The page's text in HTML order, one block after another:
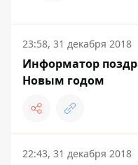
23:58, 31 декабря 2018
Информатор
Новым годом
22:43, 31 декабря 2018